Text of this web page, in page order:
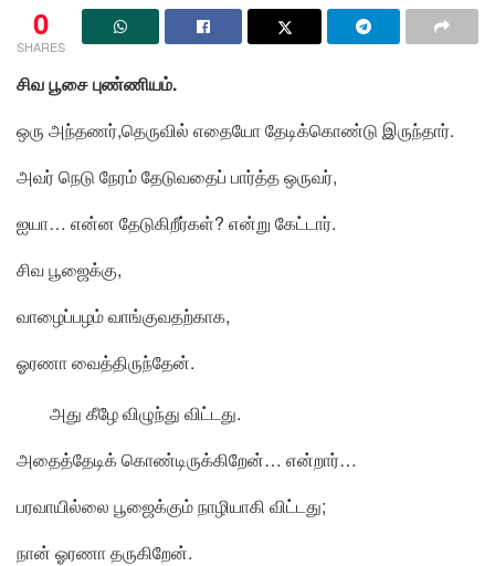
0
SHARES
சிவ பூசை புண்ணியம்.
ஒரு அந்தணர்,தெருவில் எதையோ தேடிக்கொண்டு இருந்தார்.
அவர் நெடு நேரம் தேடுவதைப் பார்த்த ஒருவர்,
ஐயா… என்ன தேடுகிறீர்கள்? என்று கேட்டார்.
சிவ பூஜைக்கு,
வாழைப்பழம் வாங்குவதற்காக,
ஓரணா வைத்திருந்தேன்.
அது கீழே விழுந்து விட்டது.
அதைத்தேடிக் கொண்டிருக்கிறேன்… என்றார்…
பரவாயில்லை பூஜைக்கும் நாழியாகி விட்டது;
நான் ஓரணா தருகிறேன்.